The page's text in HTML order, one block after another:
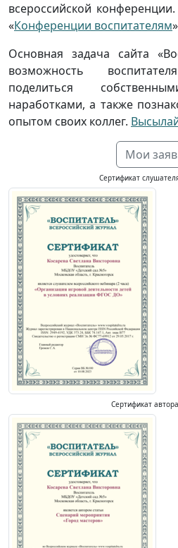
всероссийской
«Конференции воспитателям»
Основная задача сайта
возможность
поделиться
наработками, а также
опытом своих коллег.
Мои
Сертификат
Сертификат